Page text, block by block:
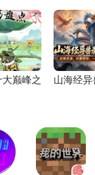
巅峰之
山海经